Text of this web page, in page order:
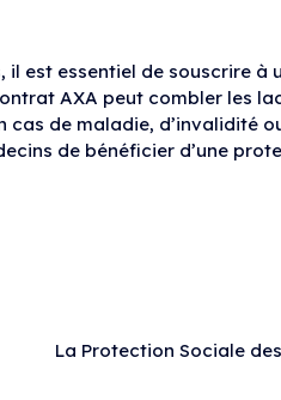
il est essentiel de souscrire
AXA peut combler les
de maladie, d’invalidité
de bénéficier d’une
La Protection Sociale